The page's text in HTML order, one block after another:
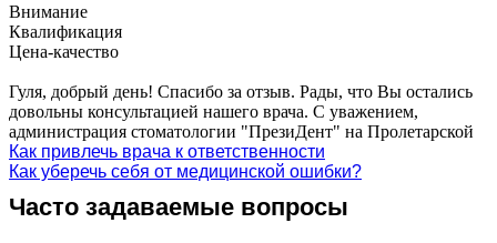
Внимание
Квалификация
Цена-качество
Гуля, добрый день! Спасибо за отзыв. Рады, что Вы остались
довольны консультацией нашего врача. С уважением,
администрация стоматологии "ПрезиДент" на Пролетарской
Как привлечь врача к ответственности
Как уберечь себя от медицинской ошибки?
Часто задаваемые вопросы